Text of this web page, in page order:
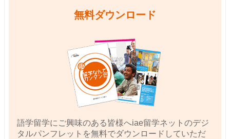
無料ダウンロード
語学留学にご興味のある皆様へiae留学ネットのデジ
タルパンフレットを無料でダウンロードしていただ